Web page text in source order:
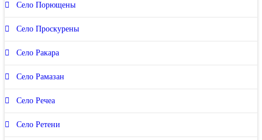
Село Порющены
Село Проскурены
Село Ракара
Село Рамазан
Село Речеа
Село Ретени